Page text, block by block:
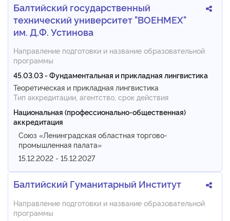
Балтийский государственный
технический университет "ВОЕНМЕХ"
им. Д.Ф. Устинова
Направление подготовки и название образовательной
программы
45.03.03 - Фундаментальная и прикладная лингвистика
Теоретическая и прикладная лингвистика
Тип аккредитации, агентство, срок действия
Национальная (профессионально-общественная)
аккредитация
Союз «Ленинградская областная торгово-
промышленная палата»
15.12.2022 - 15.12.2027
Балтийский Гуманитарный Институт
Направление подготовки и название образовательной
программы